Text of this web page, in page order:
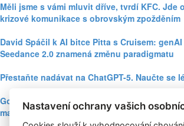
Měli jsme s vámi mluvit dříve, tvrdí KFC. Jde
krizové komunikace s obrovským zpožděním
David Spáčil k AI bitce Pitta s Cruisem:
Seedance 2.0 znamená změnu paradigmatu
Přestaňte nadávat na ChatGPT-5. Naučte se
Google Nano Banana nabízí dosud největší
marketing mezi genAI modely pro tvorbu
Nastavení ochrany vašich